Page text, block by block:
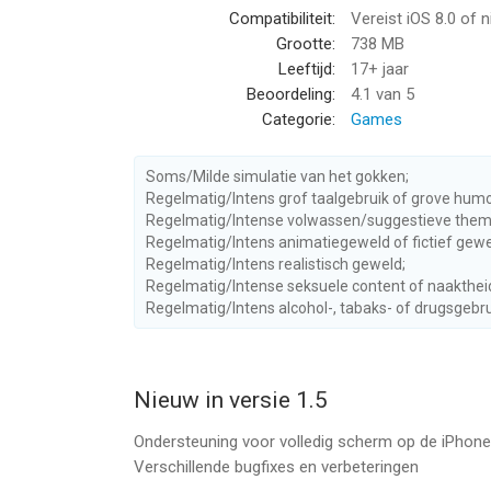
Grand Theft Auto III wordt ondersteund op
We raden je aan het apparaat opnieuw op te
Port-versie ontwikkeld door War Drum Studios
http://www.wardrumstudios.com
--
Grand Theft Auto III van Rockstar Games is een
Informatie voor Grand Theft Auto IIIis het laatst
Compatibiliteit:
Vereist iOS 8.0 of
Grootte:
738 MB
Leeftijd:
17+ jaar
Beoordeling:
4.1 van 5
Categorie:
Games
Soms/Milde simulatie van het gokken;
Regelmatig/Intens grof taalgebruik of grove
Regelmatig/Intense volwassen/suggestieve
Regelmatig/Intens animatiegeweld of fictief
Regelmatig/Intens realistisch geweld;
Regelmatig/Intense seksuele content of
Regelmatig/Intens alcohol-, tabaks- of
Nieuw in versie 1.5
Ondersteuning voor volledig scherm op de
Verschillende bugfixes en verbeteringen